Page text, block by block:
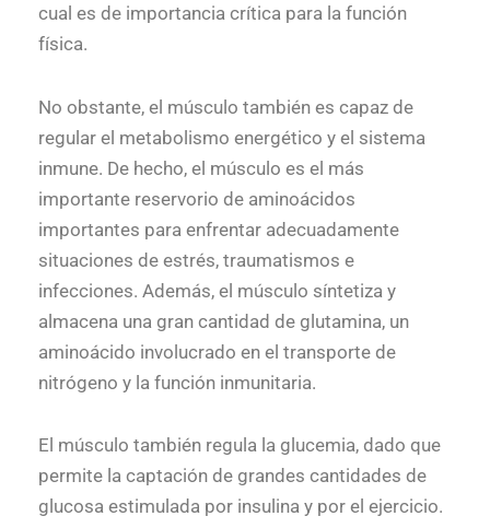
cual es de importancia crítica para la función
física.
No obstante, el músculo también es capaz de
regular el metabolismo energético y el sistema
inmune. De hecho, el músculo es el más
importante reservorio de aminoácidos
importantes para enfrentar adecuadamente
situaciones de estrés, traumatismos e
infecciones. Además, el músculo síntetiza y
almacena una gran cantidad de glutamina, un
aminoácido involucrado en el transporte de
nitrógeno y la función inmunitaria.
El músculo también regula la glucemia, dado que
permite la captación de grandes cantidades de
glucosa estimulada por insulina y por el ejercicio.